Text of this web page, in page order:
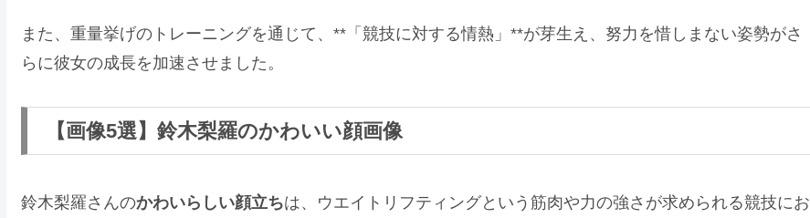
また、重量挙げのトレーニングを通じて、**「競技に対する情熱」**が芽生え、努力を惜しまない姿勢がさ
らに彼女の成長を加速させました。
【画像5選】鈴木梨羅のかわいい顔画像
鈴木梨羅さんのかわいらしい顔立ちは、ウエイトリフティングという筋肉や力の強さが求められる競技にお